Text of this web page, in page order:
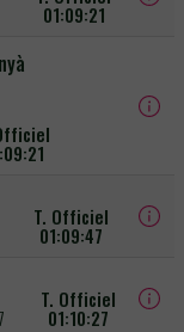
01:09:21
T. Officiel
01:09:47
T. Officiel
01:10:27